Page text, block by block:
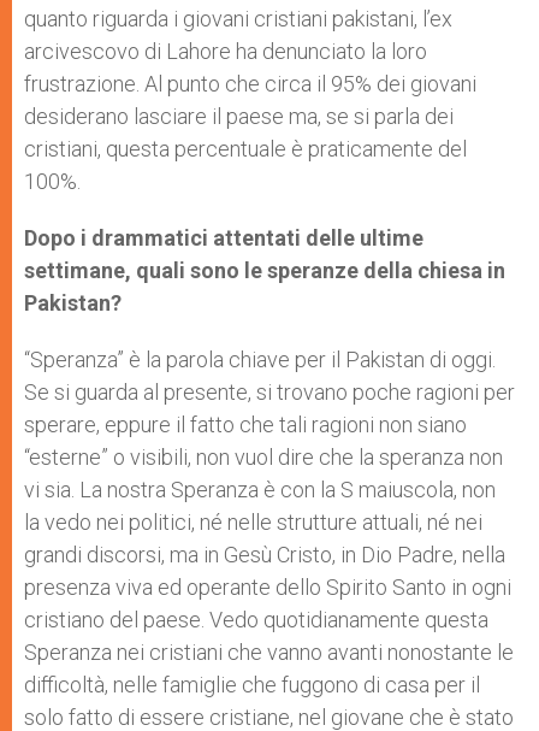
quanto riguarda i giovani cristiani pakistani, l’ex
arcivescovo di Lahore ha denunciato la loro
frustrazione. Al punto che circa il 95% dei giovani
desiderano lasciare il paese ma, se si parla dei
cristiani, questa percentuale è praticamente del
100%.
Dopo i drammatici attentati delle ultime
settimane, quali sono le speranze della chiesa in
Pakistan?
“Speranza” è la parola chiave per il Pakistan di oggi.
Se si guarda al presente, si trovano poche ragioni per
sperare, eppure il fatto che tali ragioni non siano
“esterne” o visibili, non vuol dire che la speranza non
vi sia. La nostra Speranza è con la S maiuscola, non
la vedo nei politici, né nelle strutture attuali, né nei
grandi discorsi, ma in Gesù Cristo, in Dio Padre, nella
presenza viva ed operante dello Spirito Santo in ogni
cristiano del paese. Vedo quotidianamente questa
Speranza nei cristiani che vanno avanti nonostante le
difficoltà, nelle famiglie che fuggono di casa per il
solo fatto di essere cristiane, nel giovane che è stato